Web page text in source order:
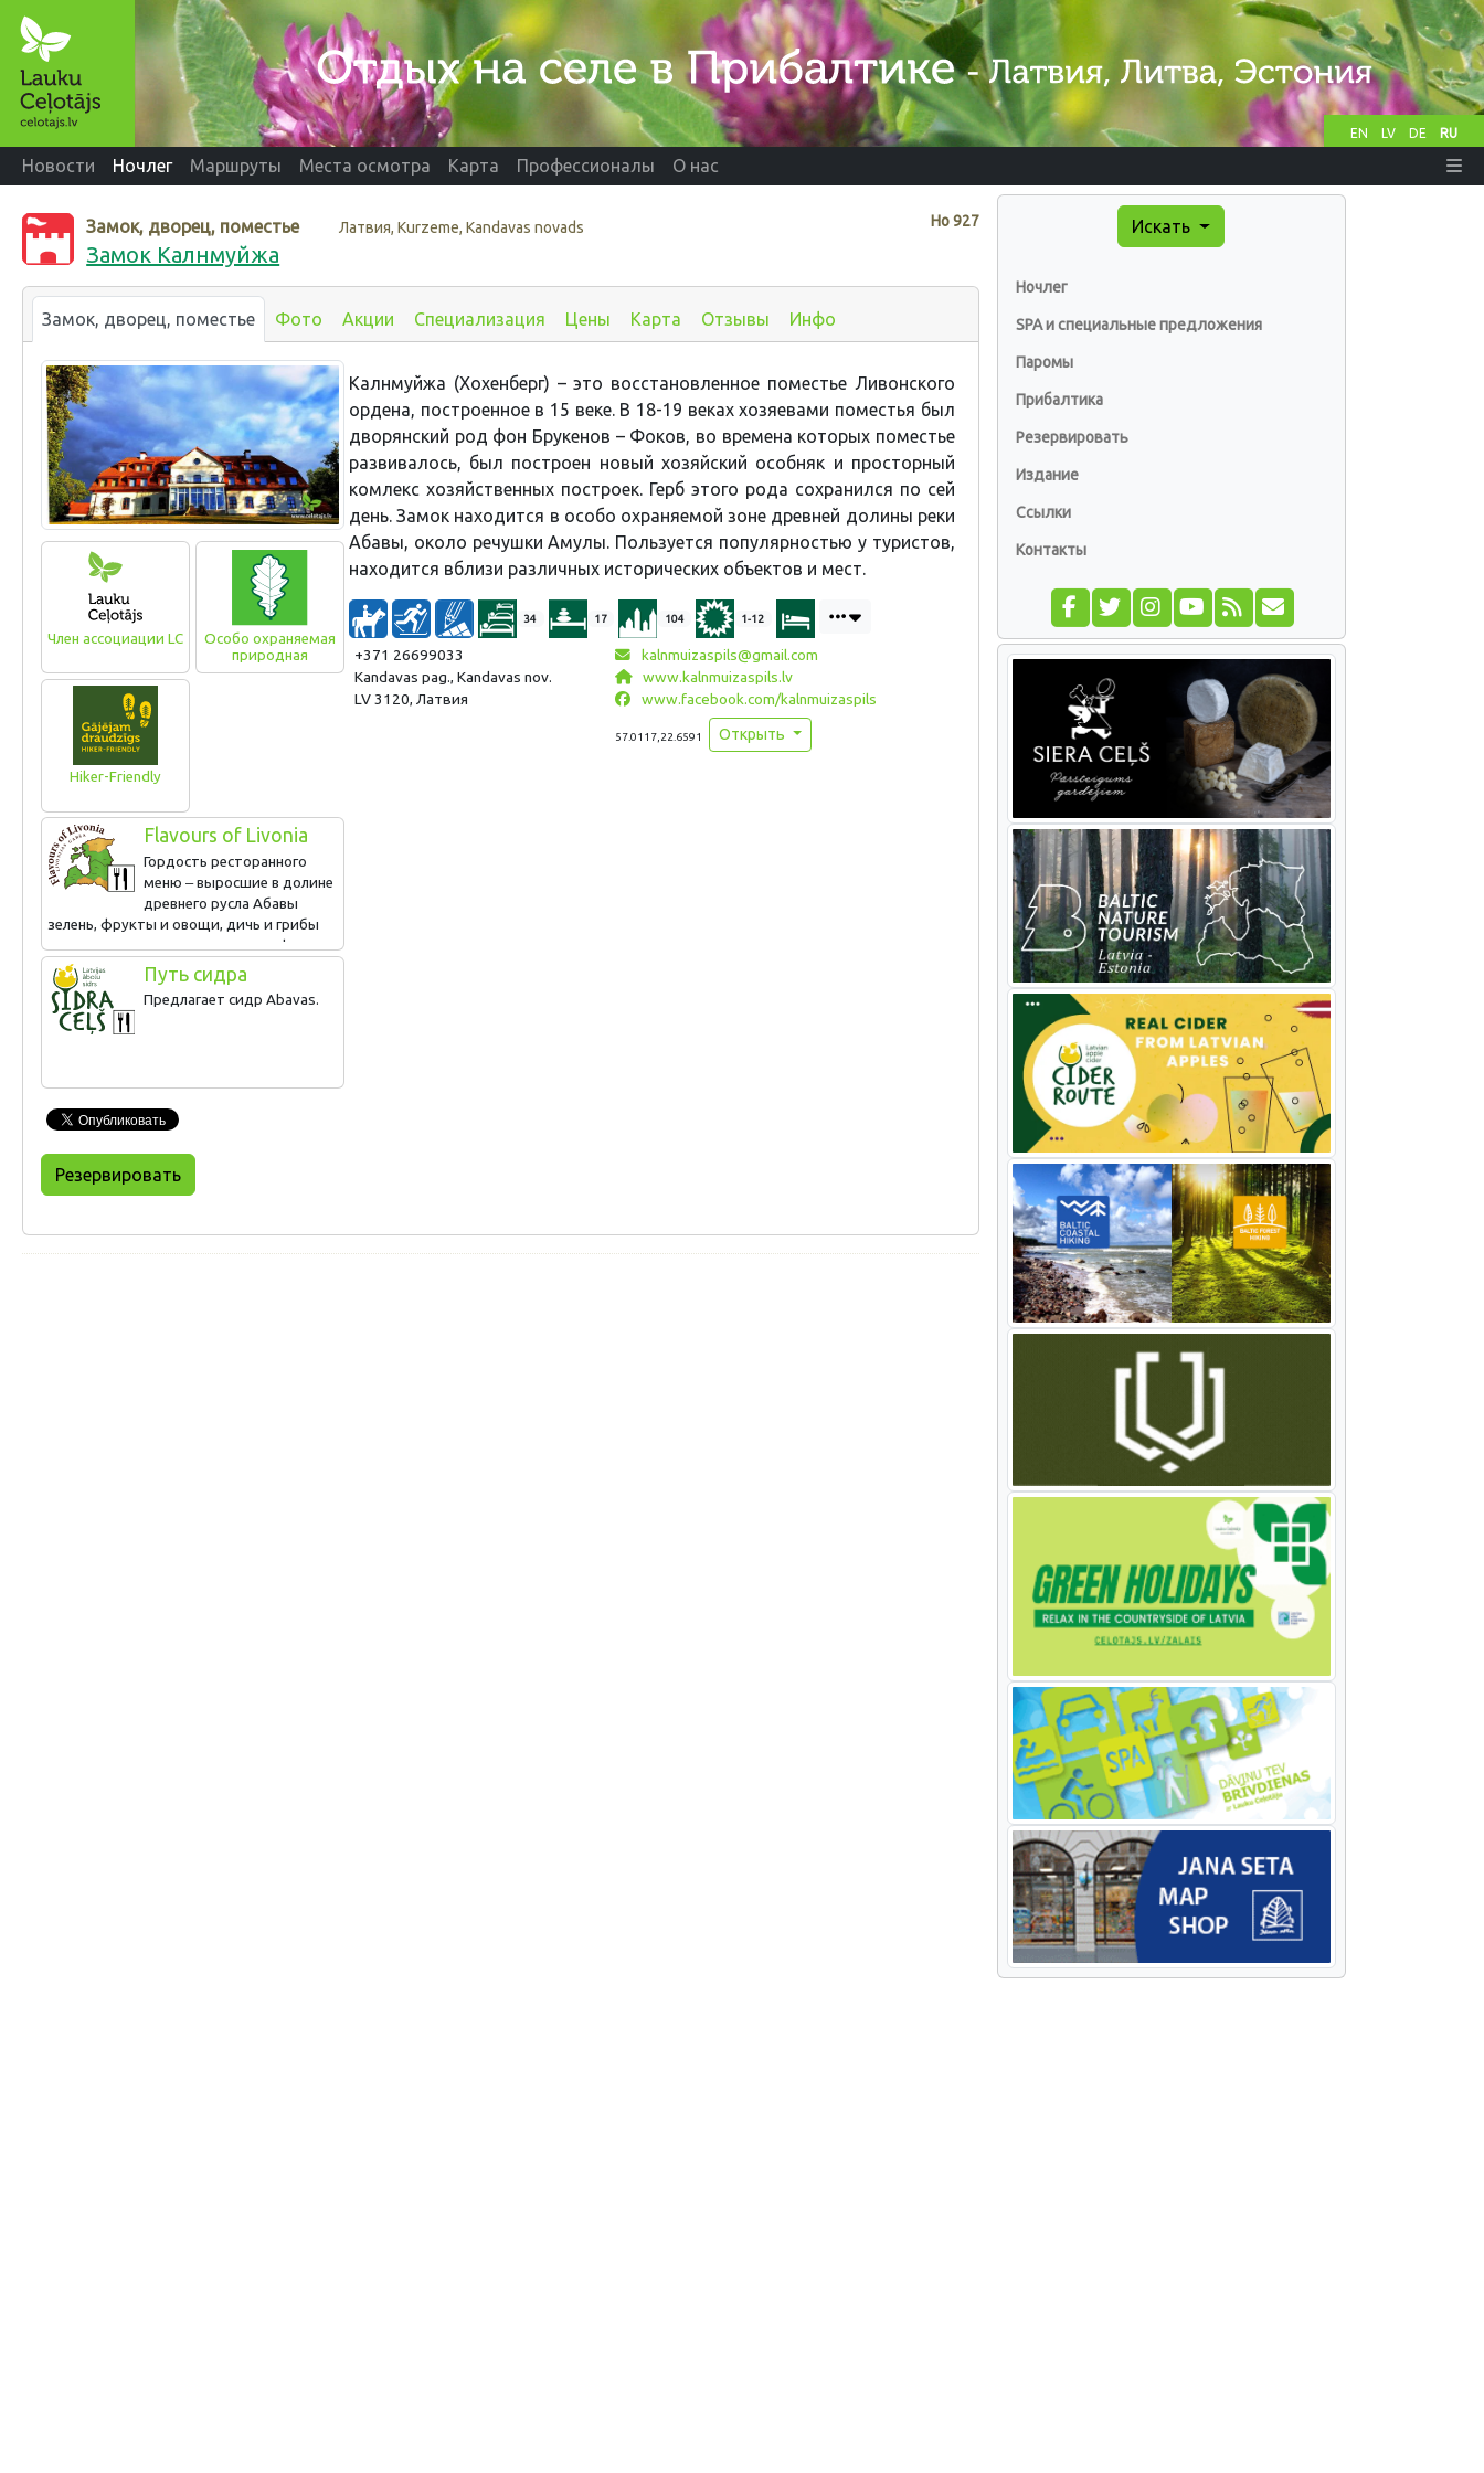
EN LV DE RU
Новости Ночлег Маршруты Места осмотра Карта Профессионалы О нас
Нo927
Замок, дворец, поместье Латвия, Kurzeme, Kandavas novads
Замок Калнмуйжа
Замок, дворец, поместье Фото Акции Специализация Цены Карта Отзывы Инфо
Член ассоциации LC
Особо охраняемая
природная
территория
Hiker-Friendly
Flavours of Livonia
Гордость ресторанного
меню ‒ выросшие в долине
древнего русла Абавы
зелень, фрукты и овощи, дичь и грибы
из курземских лесов, мясо, раки, форель
и козий сыр из краевых хозяйств и хлеб,
испеченный в кухонной печи. Меню
зависит от времени года. Предлагаются
сезонные блюда.
Путь сидра
Предлагает сидр Abavas.
Калнмуйжа (Хохенберг) – это восстановленное поместье Ливонского
ордена, построенное в 15 веке. В 18-19 веках хозяевами поместья был
дворянский род фон Брукенов – Фоков, во времена которых поместье
развивалось, был построен новый хозяйский особняк и просторный
комлекс хозяйственных построек. Герб этого рода сохранился по сей
день. Замок находится в особо охраняемой зоне древней долины реки
Абавы, около речушки Амулы. Пользуется популярностью у туристов,
находится вблизи различных исторических объектов и мест.
34 17 104 1-12
+371 26699033
Kandavas pag., Kandavas nov.
LV 3120, Латвия
kalnmuizaspils@gmail.com
www.kalnmuizaspils.lv
www.facebook.com/kalnmuizaspils
57.0117,22.6591 Открыть
Резервировать
Искать
Ночлег
SPA и специальные предложения
Паромы
Прибалтика
Резервировать
Издание
Ссылки
Контакты